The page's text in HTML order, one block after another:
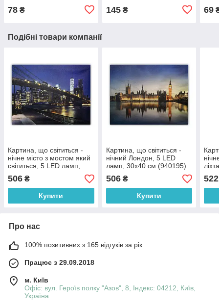
78 ₴ 145₴ 69
Подібні товари компанії
Картина, що світиться -
нічне місто з мостом який
світиться, 5 LЕD ламп,
30x40 см (940188)
506 ₴
Купити
Картина, що світиться -
нічний Лондон, 5 LЕD
ламп, 30x40 см (940195)
506₴
Купити
522
Про нас
100% позитивних з 165 відгуків за рік
Працює з 29.09.2018
м. Київ
Офіс: вул. Героїв полку "Азов", 8, Індекс: 04212, Київ,
Україна